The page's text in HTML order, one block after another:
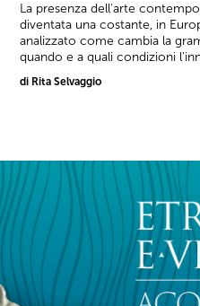
La presenza dell'arte
diventata una costante, in
analizzato come cambia la
quando e a quali condizioni
di Rita Selvaggio